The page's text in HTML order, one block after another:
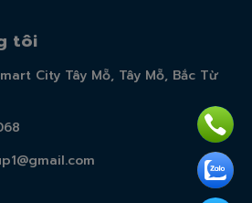
tôi
City Tây Mỗ, Tây Mỗ, Bắc Từ